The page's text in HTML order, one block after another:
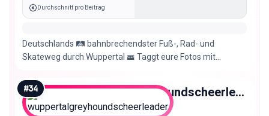
Durchschnitt pro Beitrag
Deutschlands 🛤 bahnbrechendster Fuß-, Rad- und
Skateweg durch Wuppertal 🚟 Taggt eure Fotos mit
#34 wuppertalgreyhoundscheerleader
Nano